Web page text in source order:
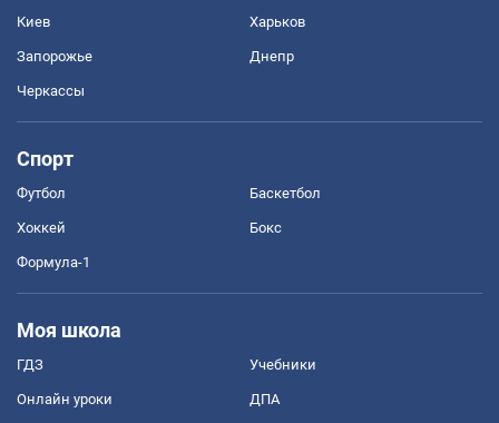
Киев Харьков
Запорожье Днепр
Черкассы
Спорт
Футбол Баскетбол
Хоккей Бокс
Формула-1
Моя школа
ГДЗ Учебники
Онлайн уроки ДПА